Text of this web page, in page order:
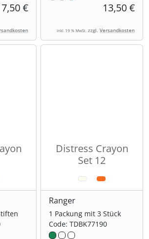
7,50 € 13,50 €
inkl. 19 % MwSt. zzgl. Versandkosten
Distress Crayon
Set 12
Ranger
1 Packung mit 3 Stück
Code: TDBK77190